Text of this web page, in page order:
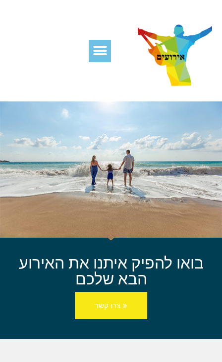
בואו להפיק איתנו את האירוע
הבא שלכם
צרו קשר